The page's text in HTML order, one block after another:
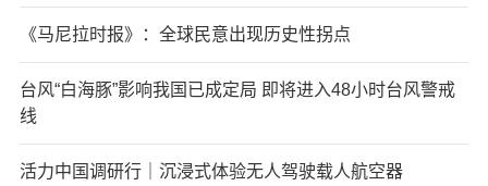
《马尼拉时报》：全球民意出现历史性拐点
台风“白海豚”影响我国已成定局 即将进入48小时台风警戒
线
活力中国调研行｜沉浸式体验无人驾驶载人航空器